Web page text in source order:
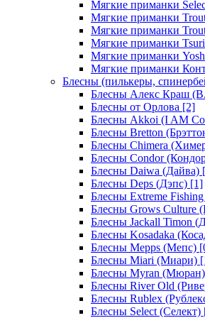
Мягкие приманки
Мягкие приманки
Мягкие приманки
Мягкие приманки
Мягкие приманки
Мягкие приманки
Блесны (пилькеры,
Блесны Алекс Краш
Блесны от Орлова [2]
Блесны Akkoi (I AM
Блесны Bretton
Блесны Chimera
Блесны Condor
Блесны Daiwa (Дайва)
Блесны Deps (Дэпс) [1]
Блесны Extreme
Блесны Grows Culture
Блесны Jackall Timon
Блесны Kosadaka
Блесны Mepps (Мепс)
Блесны Miari (Миари)
Блесны Myran (Мюран)
Блесны River Old
Блесны Rublex
Блесны Select (Селект)